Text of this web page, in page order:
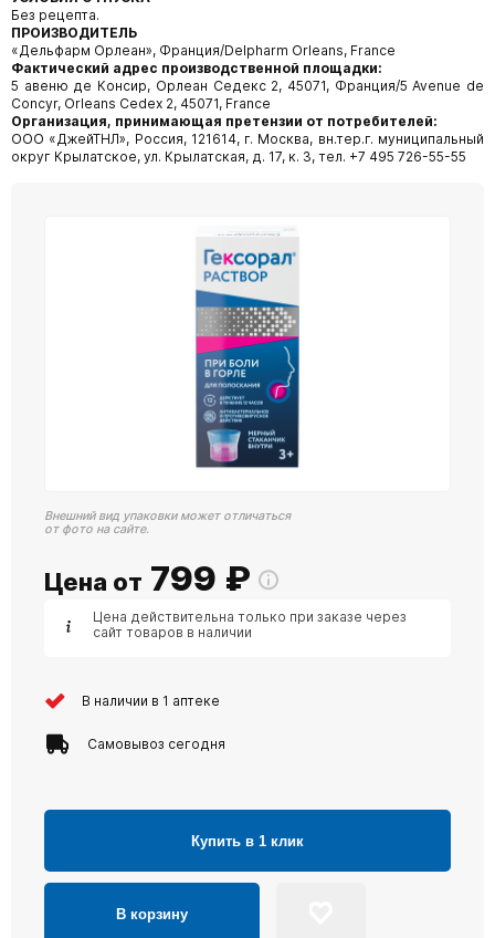
Без рецепта.
ПРОИЗВОДИТЕЛЬ
«Дельфарм Орлеан», Франция/Delpharm Orleans, France
Фактический адрес производственной площадки:
5 авеню де Консир, Орлеан Седекс 2, 45071, Франция/5 Avenue de
Concyr, Orleans Cedex 2, 45071, France
Организация, принимающая претензии от потребителей:
ООО «ДжейТНЛ», Россия, 121614, г. Москва, вн.тер.г. муниципальный
округ Крылатское, ул. Крылатская, д. 17, к. 3, тел. +7 495 726-55-55
Внешний вид упаковки может отличаться
от фото на сайте.
Цена от 799 ₽
Цена действительна только при заказе через
сайт товаров в наличии
В наличии в 1 аптеке
Самовывоз сегодня
Купить в 1 клик
В корзину